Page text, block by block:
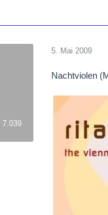
7.039
5. Mai 2009
Nachtviolen